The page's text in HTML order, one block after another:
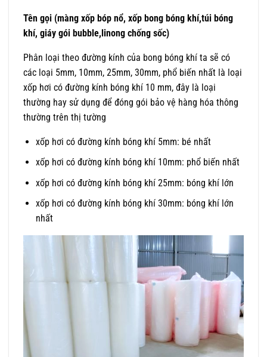
Tên gọi (màng xốp bóp nổ, xốp bong bóng khí,túi bóng
khí, giáy gói bubble,linong chống sốc)
Phân loại theo đường kính của bong bóng khí ta sẽ có
các loại 5mm, 10mm, 25mm, 30mm, phổ biến nhất là loại
xốp hơi có đường kính bóng khí 10 mm, đây là loại
thường hay sử dụng để đóng gói bảo vệ hàng hóa thông
thường trên thị tường
xốp hơi có đường kính bóng khí 5mm: bé nhất
xốp hơi có đường kính bóng khí 10mm: phổ biến nhất
xốp hơi có đường kính bóng khí 25mm: bóng khí lớn
xốp hơi có đường kính bóng khí 30mm: bóng khí lớn
nhất